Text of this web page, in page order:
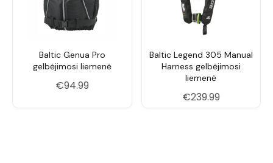
Baltic Genua Pro
gelbėjimosi liemenė
€94.99
Baltic Legend 305 Manual
Harness gelbėjimosi
liemenė
€239.99